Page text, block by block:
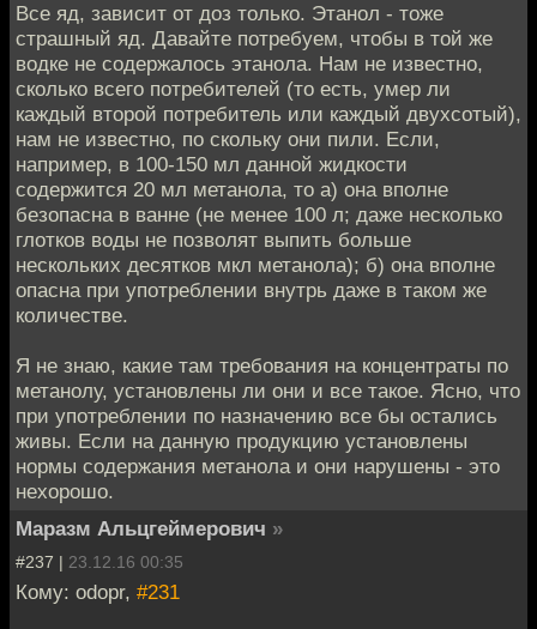
Все яд, зависит от доз только. Этанол - тоже
страшный яд. Давайте потребуем, чтобы в той же
водке не содержалось этанола. Нам не известно,
сколько всего потребителей (то есть, умер ли
каждый второй потребитель или каждый двухсотый),
нам не известно, по скольку они пили. Если,
например, в 100-150 мл данной жидкости
содержится 20 мл метанола, то а) она вполне
безопасна в ванне (не менее 100 л; даже несколько
глотков воды не позволят выпить больше
нескольких десятков мкл метанола); б) она вполне
опасна при употреблении внутрь даже в таком же
количестве.
Я не знаю, какие там требования на концентраты по
метанолу, установлены ли они и все такое. Ясно, что
при употреблении по назначению все бы остались
живы. Если на данную продукцию установлены
нормы содержания метанола и они нарушены - это
нехорошо.
Маразм Альцгеймерович »
#237 | 23.12.16 00:35
Кому: odopr, #231